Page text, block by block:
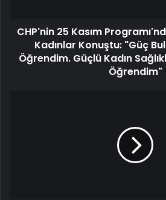
CHP'nin 25 Kasım
Kadınlar Konuştu: "Güç
Öğrendim. Güçlü Kadın
Öğrendim"